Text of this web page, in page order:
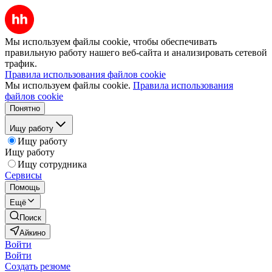
Мы используем файлы cookie, чтобы обеспечивать
правильную работу нашего веб-сайта и анализировать сетевой
трафик.
Правила использования файлов cookie
Мы используем файлы cookie. Правила использования
файлов cookie
Понятно
Ищу работу
Ищу работу
Ищу работу
Ищу сотрудника
Сервисы
Помощь
Ещё
Поиск
Айкино
Войти
Войти
Создать резюме